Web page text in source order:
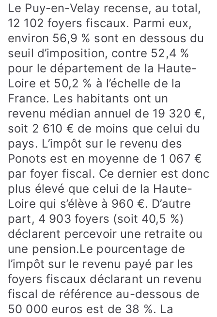
Le Puy-en-Velay recense, au total,
12 102 foyers fiscaux. Parmi eux,
environ 56,9 % sont en dessous du
seuil d’imposition, contre 52,4 %
pour le département de la Haute-
Loire et 50,2 % à l’échelle de la
France. Les habitants ont un
revenu médian annuel de 19 320 €,
soit 2 610 € de moins que celui du
pays. L’impôt sur le revenu des
Ponots est en moyenne de 1 067 €
par foyer fiscal. Ce dernier est donc
plus élevé que celui de la Haute-
Loire qui s’élève à 960 €. D’autre
part, 4 903 foyers (soit 40,5 %)
déclarent percevoir une retraite ou
une pension.Le pourcentage de
l’impôt sur le revenu payé par les
foyers fiscaux déclarant un revenu
fiscal de référence au-dessous de
50 000 euros est de 38 %. La